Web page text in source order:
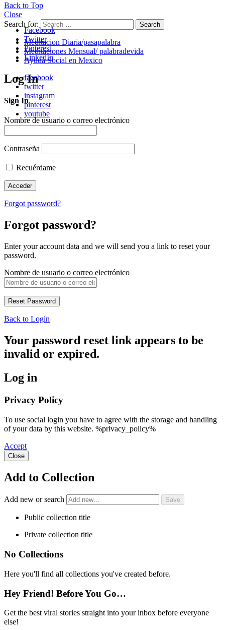
Back to Top
Close
Search for:
Search
Meditacion Diaria/pasapalabra
Meditaciones Mensual/ palabradevida
Ayuda Social en Mexico
facebook
twitter
instagram
pinterest
youtube
Facebook
Twitter
Pinterest
LinkedIn
Log In
Sign In
Nombre de usuario o correo electrónico
Contraseña
Recuérdame
Forgot password?
Forgot password?
Enter your account data and we will send you a link to reset your
password.
Nombre de usuario o correo electrónico
Back to Login
Your password reset link appears to be
invalid or expired.
Log in
Privacy Policy
To use social login you have to agree with the storage and handling
of your data by this website. %privacy_policy%
Accept
Close
Add to Collection
Add new or search
Public collection title
Private collection title
No Collections
Here you'll find all collections you've created before.
Hey Friend! Before You Go…
Get the best viral stories straight into your inbox before everyone
else!